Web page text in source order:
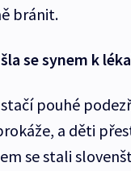
bránit.
se synem k
pouhé
a děti
se stali